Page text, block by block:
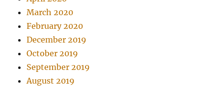
March 2020
February 2020
December 2019
October 2019
September 2019
August 2019